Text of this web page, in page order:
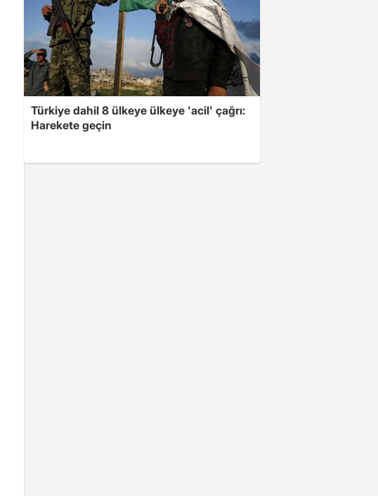
Türkiye dahil 8 ülkeye ülkeye 'acil' çağrı:
Harekete geçin